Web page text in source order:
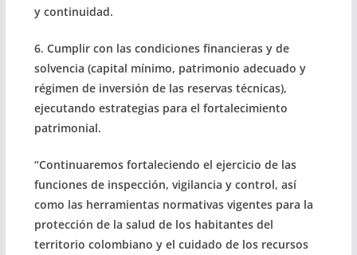
y continuidad.
6. Cumplir con las condiciones financieras y de
solvencia (capital mínimo, patrimonio adecuado y
régimen de inversión de las reservas técnicas),
ejecutando estrategias para el fortalecimiento
patrimonial.
“Continuaremos fortaleciendo el ejercicio de las
funciones de inspección, vigilancia y control, así
como las herramientas normativas vigentes para la
protección de la salud de los habitantes del
territorio colombiano y el cuidado de los recursos